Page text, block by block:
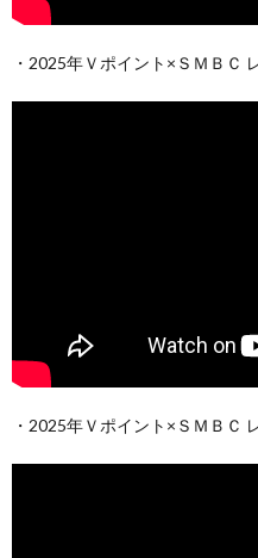
・2025年Ｖポイント×ＳＭＢＣ
・2025年Ｖポイント×ＳＭＢＣ